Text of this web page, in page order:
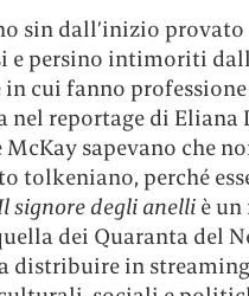
sin dall’inizio
persino intimoriti
in cui fanno
nel reportage di Eliana
sapevano che
tolkeniano, perché
signore degli anelliè un
dei Quaranta del
distribuire in streaming